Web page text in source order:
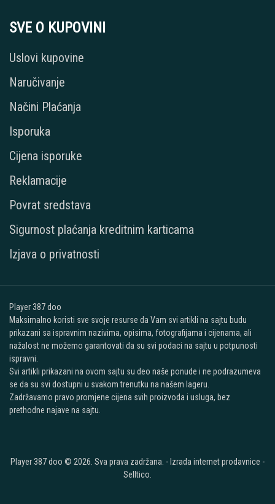
SVE O KUPOVINI
Uslovi kupovine
Naručivanje
Načini Plaćanja
Isporuka
Cijena isporuke
Reklamacije
Povrat sredstava
Sigurnost plaćanja kreditnim karticama
Izjava o privatnosti
Player 387 doo
Maksimalno koristi sve svoje resurse da Vam svi artikli na sajtu budu
prikazani sa ispravnim nazivima, opisima, fotografijama i cijenama, ali
nažalost ne možemo garantovati da su svi podaci na sajtu u potpunosti
ispravni.
Svi artikli prikazani na ovom sajtu su deo naše ponude i ne podrazumeva
se da su svi dostupni u svakom trenutku na našem lageru.
Zadržavamo pravo promjene cijena svih proizvoda i usluga, bez
prethodne najave na sajtu.
Player 387 doo © 2026. Sva prava zadržana. - Izrada internet prodavnice -
Selltico.